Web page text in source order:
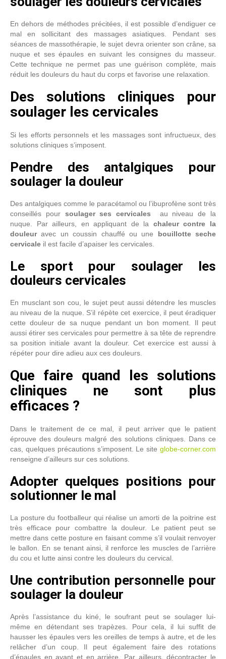
En dehors de méthodes précitées, il est possible d’endiguer ce
mal en sollicitant des massages asiatiques. Pendant ses
séances de massothérapie, le sujet devra orienter son crâne, sa
nuque et ses épaules en suivant les consignes du masseur.
Cette technique ne permet pas une guérison complète, mais
réduit les douleurs du haut du corps et favorise une relaxation.
Des solutions cliniques pour
soulager les cervicales
Si les efforts personnels et les massages sont infructueux, des
solutions cliniques s’imposent.
Pendre des antalgiques pour
soulager la douleur
Des antalgiques comme le paracétamol ou l’ibuprofène sont très
conseillés pour soulager ses cervicales au niveau de la
nuque. Par ailleurs, en appliquant de la chaleur contre la
douleuravec un coussin chauffé ou une bouillotte seche
cervicale il est facile d’apaiser les cervicales.
Le sport pour soulager les
douleurs cervicales
En musclant son cou, le sujet peut aussi détendre les muscles
au niveau de la nuque. S’il répète cet exercice, il peut éradiquer
cette douleur de sa nuque pendant un bon moment. Il peut
aussi étirer ses cervicales pour permettre à sa tête de reprendre
sa position initiale avant la douleur. Cet exercice est aussi à
répéter pour dire adieu aux ces douleurs.
Que faire quand les solutions
cliniques ne sont plus
efficaces ?
Dans le traitement de ce mal, il peut arriver que le patient
éprouve des douleurs malgré des solutions cliniques. Dans ce
cas, quelques précautions s’imposent. Le site globe-corner.com
renseigne d’ailleurs sur ces solutions.
Adopter quelques positions pour
solutionner le mal
La posture du footballeur qui réalise un amorti de la poitrine est
très efficace pour combattre la douleur. Le patient peut se
mettre dans cette posture en faisant comme s’il voulait renvoyer
le ballon. En se tenant ainsi, il renforce les muscles de l’arrière
du cou et lutte ainsi contre les douleurs du cervical.
Une contribution personnelle pour
soulager la douleur
Après l’assistance du kiné, le soufrant peut se soulager lui-
même en détendant ses trapèzes. Pour cela, il lui suffit de
hausser les épaules vers les oreilles de temps à autre, et de les
relâcher d’un coup. Il peut également faire des rotations
d’épaules en avant et en arrière. Par ailleurs, décontracter le